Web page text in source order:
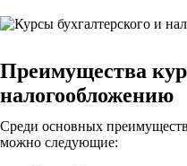
Преимущества
налогообложению
Среди основных
можно следующие: